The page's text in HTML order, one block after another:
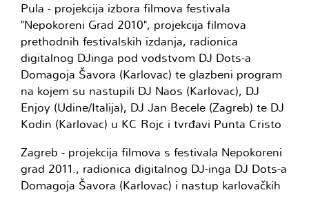
Pula - projekcija izbora filmova festivala
"Nepokoreni Grad 2010", projekcija filmova
prethodnih festivalskih izdanja, radionica
digitalnog DJinga pod vodstvom DJ Dots-a
Domagoja Šavora (Karlovac) te glazbeni program
na kojem su nastupili DJ Naos (Karlovac), DJ
Enjoy (Udine/Italija), DJ Jan Becele (Zagreb) te DJ
Kodin (Karlovac) u KC Rojc i tvrđavi Punta Cristo
Zagreb - projekcija filmova s festivala Nepokoreni
grad 2011., radionica digitalnog DJ-inga DJ Dots-a
Domagoja Šavora (Karlovac) i nastup karlovačkih